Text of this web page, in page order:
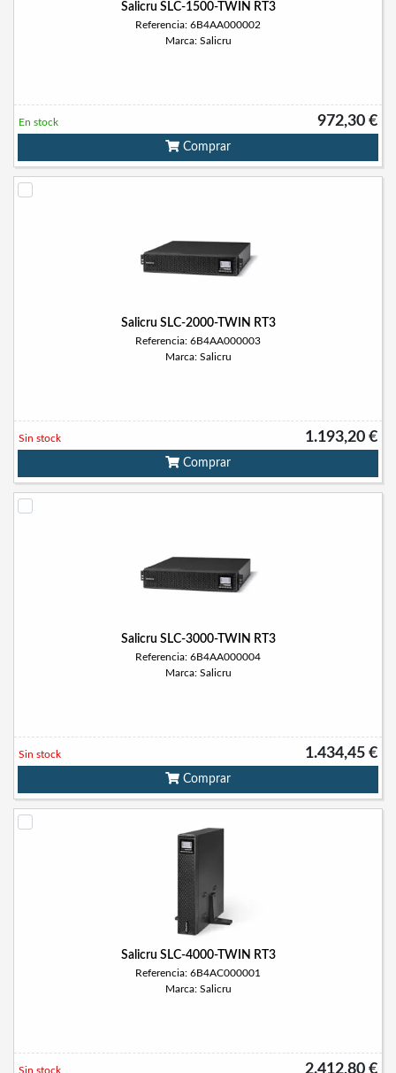
Salicru SLC-1500-TWIN RT3
Referencia: 6B4AA000002
Marca: Salicru
972,30 €
En stock
Comprar
Salicru SLC-2000-TWIN RT3
Referencia: 6B4AA000003
Marca: Salicru
1.193,20 €
Sin stock
Comprar
Salicru SLC-3000-TWIN RT3
Referencia: 6B4AA000004
Marca: Salicru
1.434,45 €
Sin stock
Comprar
Salicru SLC-4000-TWIN RT3
Referencia: 6B4AC000001
Marca: Salicru
2.412,80 €
Sin stock